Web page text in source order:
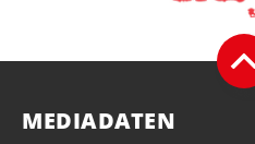
MEDIADATEN